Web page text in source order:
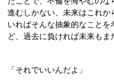
進むしかない、未来はこれか
いればそんな抽象的なこと
ど、過去に負ければ未来もま
「それでいいんだよ」